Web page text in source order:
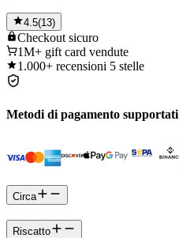
4.5(13)
Checkout sicuro
1M+ gift card vendute
1.000+ recensioni 5 stelle
Metodi di pagamento supportati
Circa
Riscatto